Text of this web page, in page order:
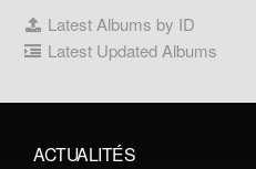
Latest Albums by ID
Latest Updated Albums
ACTUALITÉS